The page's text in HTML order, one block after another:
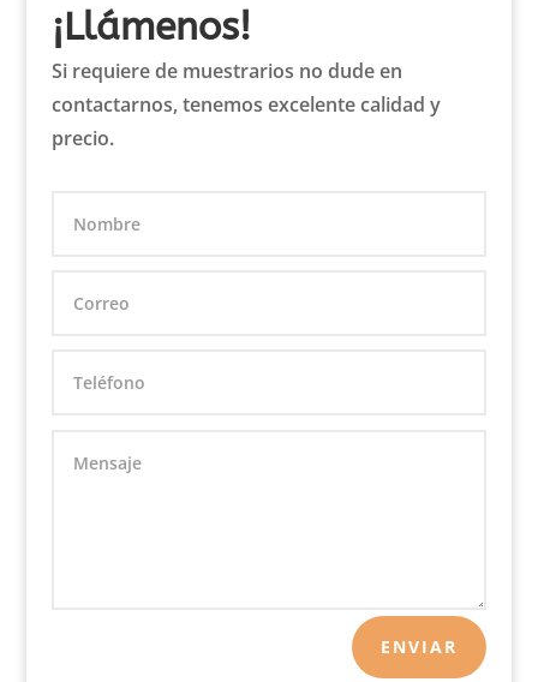
¡Llámenos!
Si requiere de muestrarios no dude en
contactarnos, tenemos excelente calidad y
precio.
ENVIAR